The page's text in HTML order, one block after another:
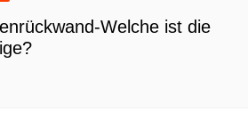
Welche ist die